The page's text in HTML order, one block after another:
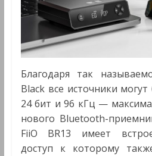
Благодаря так
Black все источники
24 бит и 96 кГц —
нового Bluetooth-
FiiO BR13 имеет
доступ к которому